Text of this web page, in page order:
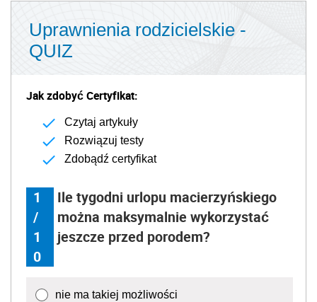
Uprawnienia rodzicielskie -
QUIZ
Jak zdobyć Certyfikat:
Czytaj artykuły
Rozwiązuj testy
Zdobądź certyfikat
1
/
1
0
Ile tygodni urlopu macierzyńskiego
można maksymalnie wykorzystać
jeszcze przed porodem?
nie ma takiej możliwości